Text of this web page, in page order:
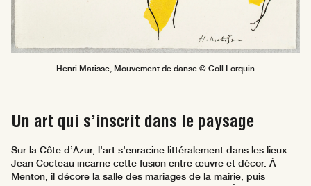
Henri Matisse, Mouvement de danse © Coll Lorquin
Un art qui s’inscrit dans le paysage
Sur la Côte d’Azur, l’art s’enracine littéralement dans les lieux.
Jean Cocteau incarne cette fusion entre œuvre et décor. À
Menton, il décore la salle des mariages de la mairie, puis